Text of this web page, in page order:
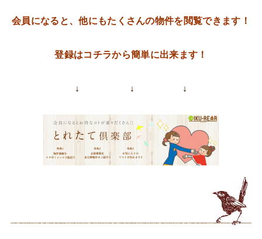
会員になると、他にもたくさんの物件を閲覧できます！
登録はコチラから簡単に出来ます！
↓ ↓ ↓